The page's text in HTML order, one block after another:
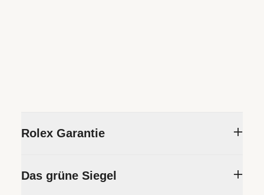
Rolex Garantie
Zeitmesser sicherzustellen, unterzieht Rolex
Das grüne Siegel